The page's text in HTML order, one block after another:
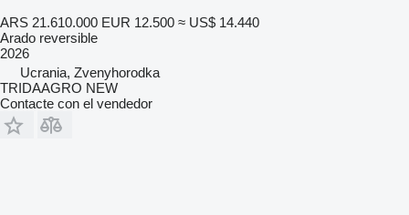
ARS 21.610.000 EUR 12.500 ≈ US$ 14.440
Arado reversible
2026
Ucrania, Zvenyhorodka
TRIDAAGRO NEW
Contacte con el vendedor